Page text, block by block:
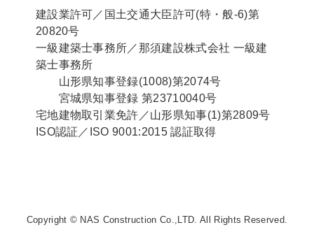
建設業許可／国土交通大臣許可(特・般-6)第
20820号
一級建築士事務所／那須建設株式会社 一級建
築士事務所
山形県知事登録(1008)第2074号
宮城県知事登録 第23710040号
宅地建物取引業免許／山形県知事(1)第2809号
ISO認証／ISO 9001:2015 認証取得
Copyright © NAS Construction Co.,LTD. All Rights Reserved.